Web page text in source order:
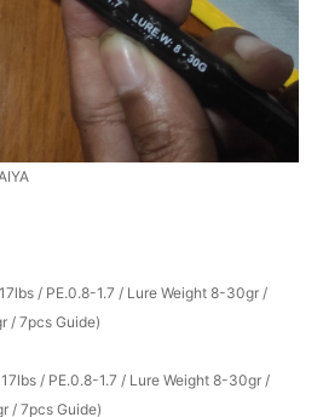
/ PE.0.8-1.7 / Lure Weight 8-30gr /
/ 7pcs Guide)
/ PE.0.8-1.7 / Lure Weight 8-30gr /
/ 7pcs Guide)